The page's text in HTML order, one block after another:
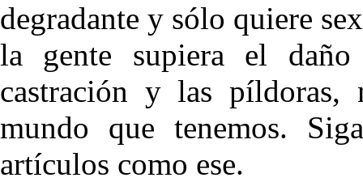
degradante y sólo quiere
la gente supiera el
castración y las píldoras,
mundo que tenemos.
artículos como ese.